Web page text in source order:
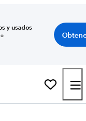
y usados